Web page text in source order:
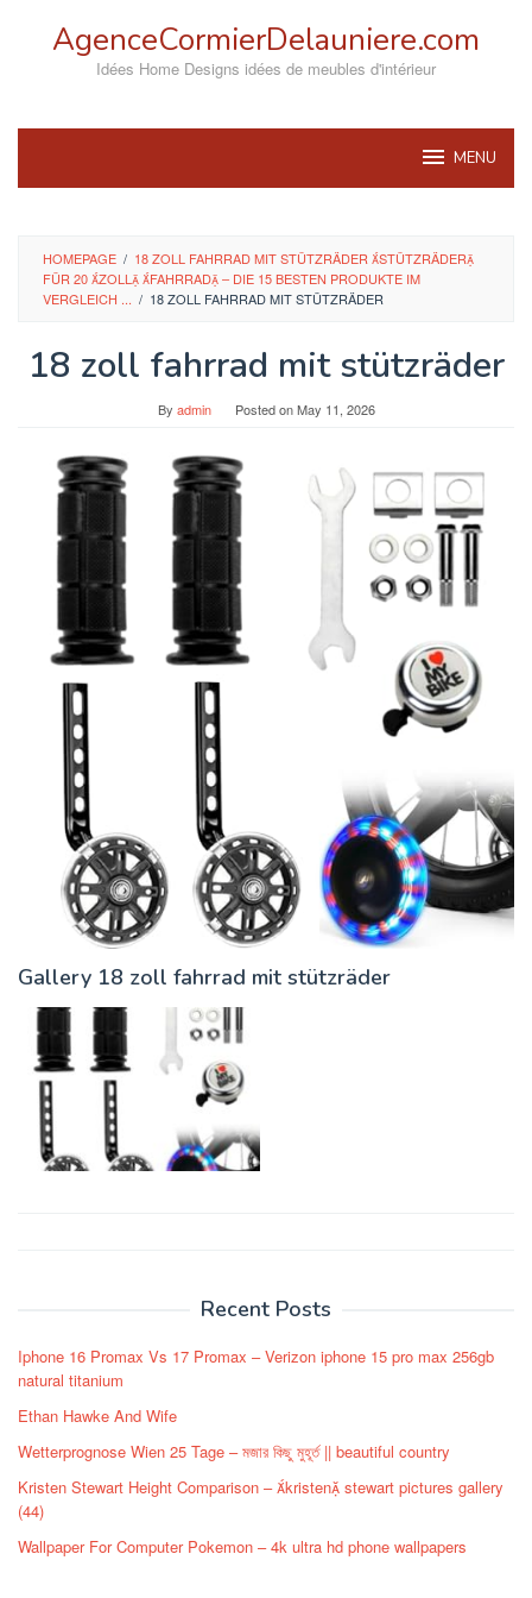
AgenceCormierDelauniere.com
Idées Home Designs idées de meubles d'intérieur
MENU
HOMEPAGE / 18 ZOLL FAHRRAD MIT STÜTZRÄDER STÜTZRÄDER
FÜR 20 ZOLL FAHRRAD – DIE 15 BESTEN PRODUKTE IM
VERGLEICH ... / 18 ZOLL FAHRRAD MIT STÜTZRÄDER
18 zoll fahrrad mit stützräder
By admin Posted onMay 11, 2026
Gallery 18 zoll fahrrad mit stützräder
Recent Posts
Iphone 16 Promax Vs 17 Promax – Verizon iphone 15 pro max 256gb
natural titanium
Ethan Hawke And Wife
Wetterprognose Wien 25 Tage – মজার কিছু মুহূর্ত || beautiful country
Kristen Stewart Height Comparison – kristen stewart pictures gallery
(44)
Wallpaper For Computer Pokemon – 4k ultra hd phone wallpapers